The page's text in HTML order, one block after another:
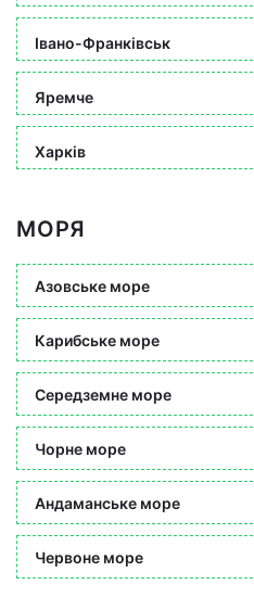
Івано-Франківськ
Яремче
Харків
МОРЯ
Азовське море
Карибське море
Середземне море
Чорне море
Андаманське море
Червоне море